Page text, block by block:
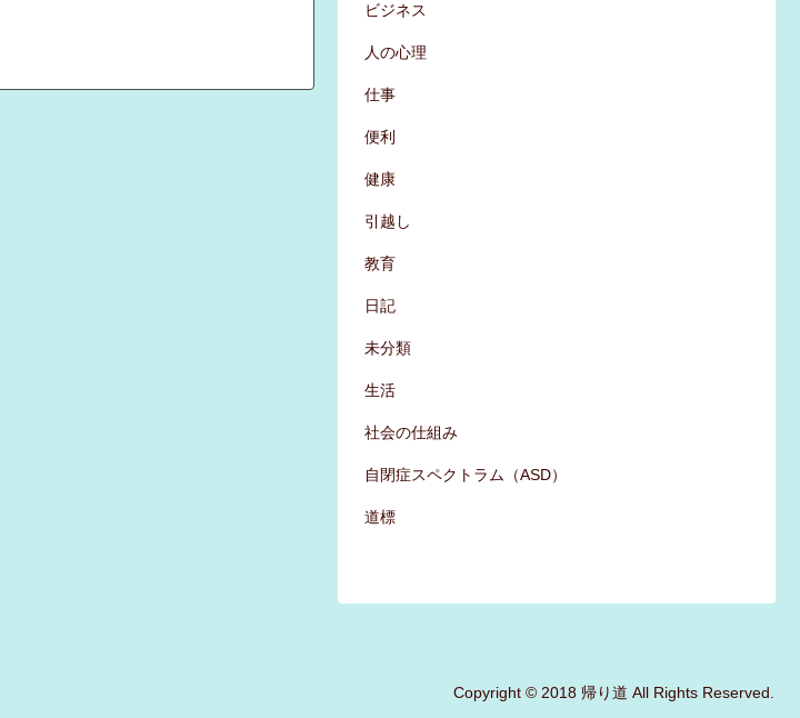
ビジネス
人の心理
仕事
便利
健康
引越し
教育
日記
未分類
生活
社会の仕組み
自閉症スペクトラム（ASD）
道標
Copyright © 2018 帰り道 All Rights Reserved.